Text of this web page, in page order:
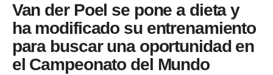
Van der Poel se pone a dieta y
ha modificado su entrenamiento
para buscar una oportunidad en
el Campeonato del Mundo